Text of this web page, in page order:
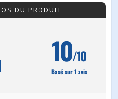
DU PRODUIT
10/10
Basé sur 1 avis